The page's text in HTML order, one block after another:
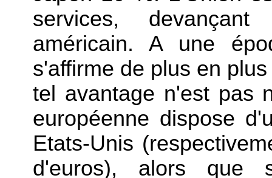
services,
américain. A une
s'affirme de plus en
tel avantage n'est pas
européenne dispose
Etats-Unis
d'euros), alors que